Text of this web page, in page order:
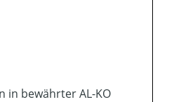
in bewährter AL-KO